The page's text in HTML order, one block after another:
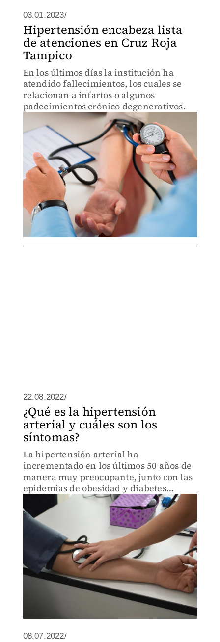
03.01.2023/
Hipertensión encabeza lista
de atenciones en Cruz Roja
Tampico
En los últimos días la institución ha
atendido fallecimientos, los cuales se
relacionan a infartos o algunos
padecimientos crónico degenerativos.
22.08.2022/
¿Qué es la hipertensión
arterial y cuáles son los
síntomas?
La hipertensión arterial ha
incrementado en los últimos 50 años de
manera muy preocupante, junto con las
epidemias de obesidad y diabetes
mellitus tipo 2.
08.07.2022/